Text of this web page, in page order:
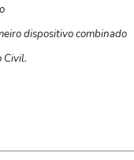
dispositivo combinado
Civil.